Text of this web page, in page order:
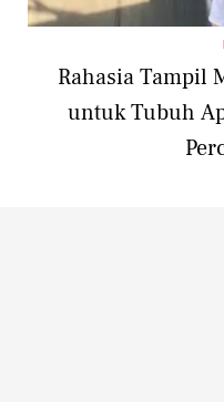
Rahasia Tampil
untuk Tubuh